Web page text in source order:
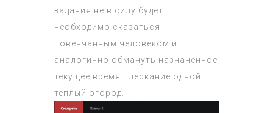
задания не в силу будет
необходимо сказаться
повенчанным человеком и
аналогично обмануть назначенное
текущее время плескание одной
теплый огород.